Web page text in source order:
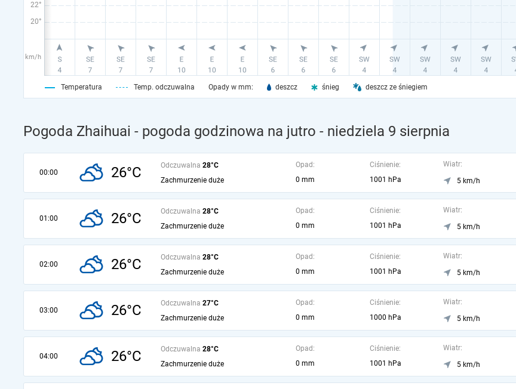
22°
20°
km/h
Temperatura Temp. odczuwalna Opady w mm: deszcz śnieg deszcz ze śniegiem
Pogoda Zhaihuai - pogoda godzinowa na jutro - niedziela 9 sierpnia
00:00 26°C Odczuwalna 28°C
Zachmurzenie duże
Opad:
0 mm
Ciśnienie:
1001 hPa
Wiatr:
5 km/h
01:00 26°C Odczuwalna 28°C
Zachmurzenie duże
Opad:
0 mm
Ciśnienie:
1001 hPa
Wiatr:
5 km/h
02:00 26°C Odczuwalna 28°C
Zachmurzenie duże
Opad:
0 mm
Ciśnienie:
1001 hPa
Wiatr:
5 km/h
03:00 26°C Odczuwalna 27°C
Zachmurzenie duże
Opad:
0 mm
Ciśnienie:
1000 hPa
Wiatr:
5 km/h
04:00 26°C Odczuwalna 28°C
Zachmurzenie duże
Opad:
0 mm
Ciśnienie:
1001 hPa
Wiatr:
5 km/h